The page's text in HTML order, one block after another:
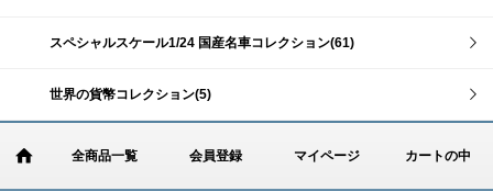
スペシャルスケール1/24 国産名車コレクション(61)
世界の貨幣コレクション(5)
全商品一覧 会員登録 マイページ カートの中